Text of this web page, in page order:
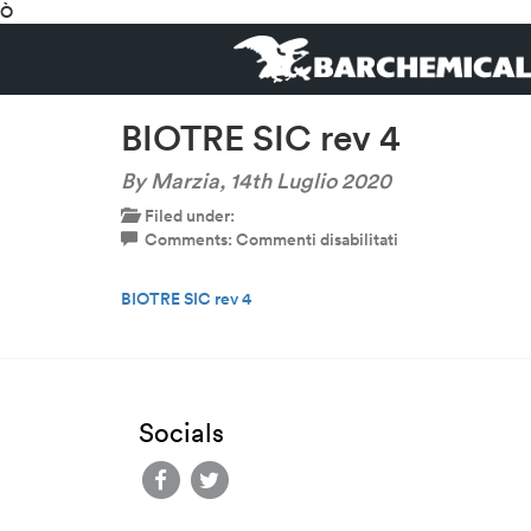
Ò
BIOTRE SIC rev 4
By Marzia, 14th Luglio 2020
Filed under:
Comments: Commenti disabilitati
BIOTRE SIC rev 4
Socials